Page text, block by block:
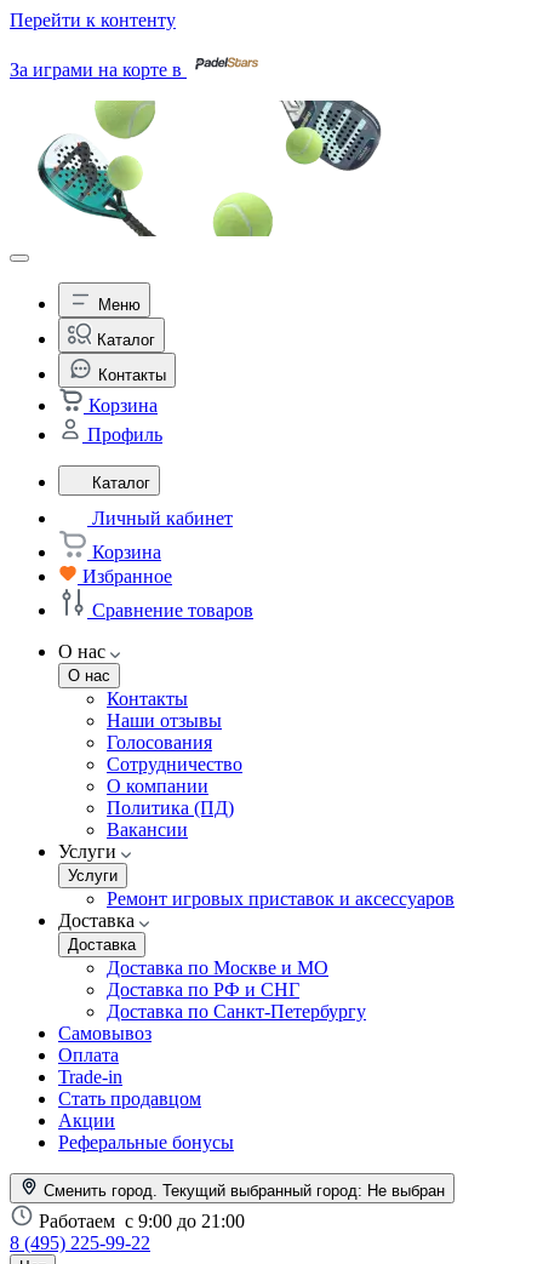
Перейти к контенту
За играми на корте в
Меню
Каталог
Контакты
Корзина
Профиль
Каталог
Личный кабинет
Корзина
Избранное
Сравнение товаров
О нас
О нас
Контакты
Наши отзывы
Голосования
Сотрудничество
О компании
Политика (ПД)
Вакансии
Услуги
Услуги
Ремонт игровых приставок и аксессуаров
Доставка
Доставка
Доставка по Москве и МО
Доставка по РФ и СНГ
Доставка по Санкт-Петербургу
Самовывоз
Оплата
Trade-in
Стать продавцом
Акции
Реферальные бонусы
Сменить город. Текущий выбранный город: Не выбран
Работаем с 9:00 до 21:00
8 (495) 225-99-22